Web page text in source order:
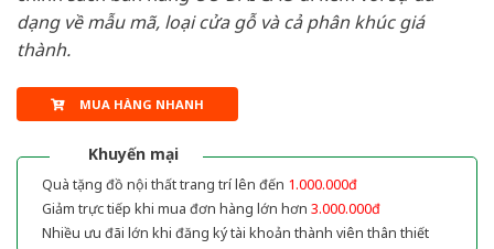
dạng về mẫu mã, loại cửa gỗ và cả phân khúc giá
thành.
MUA HÀNG NHANH
Khuyến mại
Quà tặng đồ nội thất trang trí lên đến 1.000.000đ
Giảm trực tiếp khi mua đơn hàng lớn hơn 3.000.000đ
Nhiều ưu đãi lớn khi đăng ký tài khoản thành viên thân thiết